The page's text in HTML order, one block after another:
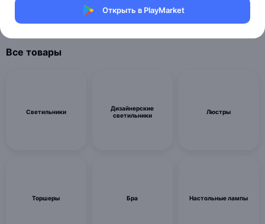
Открыть в PlayMarket
Все товары
Светильники
Дизайнерские
светильники
Люстры
Торшеры Бра Настольные лампы